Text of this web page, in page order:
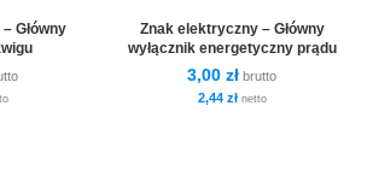
Główny
Znak elektryczny – Główny
wyłącznik energetyczny prądu
3,00 zł brutto
2,44 złnetto